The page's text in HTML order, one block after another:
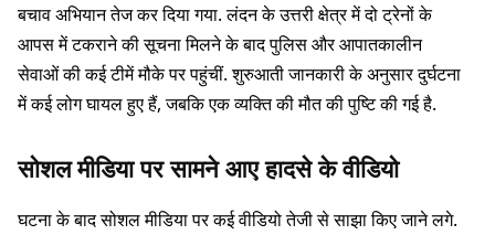
बचाव अभियान तेज कर दिया गया. लंदन के उत्तरी क्षेत्र में दो ट्रेनों के
आपस में टकराने की सूचना मिलने के बाद पुलिस और आपातकालीन
सेवाओं की कई टीमें मौके पर पहुंचीं. शुरुआती जानकारी के अनुसार दुर्घटना
में कई लोग घायल हुए हैं, जबकि एक व्यक्ति की मौत की पुष्टि की गई है.
सोशल मीडिया पर सामने आए हादसे के वीडियो
घटना के बाद सोशल मीडिया पर कई वीडियो तेजी से साझा किए जाने लगे.